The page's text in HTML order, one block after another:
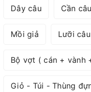
Dây câu Cần câu
Mồi giả Lưỡi câu
Bộ vợt ( cán + vành
Giỏ - Túi - Thùng